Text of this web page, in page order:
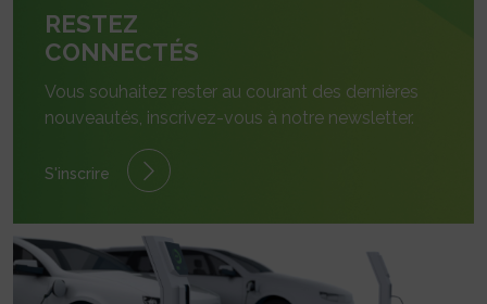
RESTEZ
CONNECTÉS
Vous souhaitez rester au courant des dernières
nouveautés, inscrivez-vous à notre newsletter.
S'inscrire